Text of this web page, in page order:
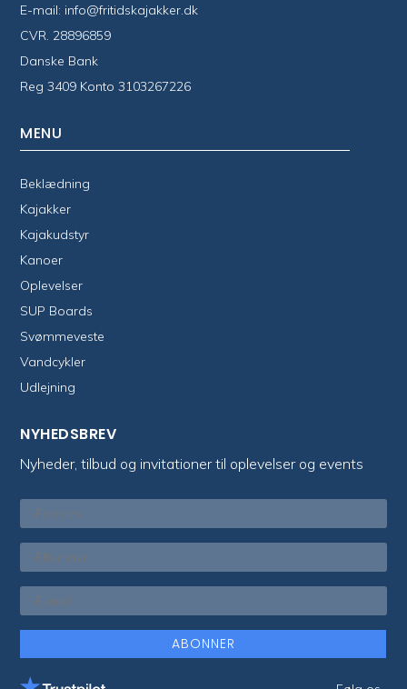
E-mail: info@fritidskajakker.dk
CVR. 28896859
Danske Bank
Reg 3409 Konto 3103267226
MENU
Beklædning
Kajakker
Kajakudstyr
Kanoer
Oplevelser
SUP Boards
Svømmeveste
Vandcykler
Udlejning
NYHEDSBREV
Nyheder, tilbud og invitationer til oplevelser og events
ABONNER